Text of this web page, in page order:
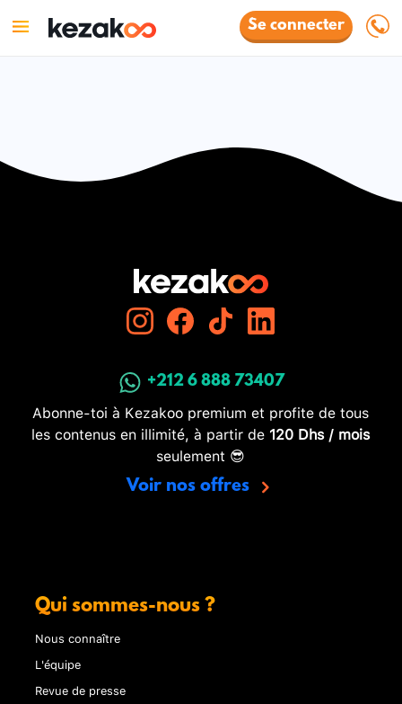
Se connecter
+212 6 888 73407
Abonne-toi à Kezakoo premium et profite de tous
les contenus en illimité, à partir de 120 Dhs / mois
seulement 😎
Voir nos offres
Qui sommes-nous ?
Nous connaître
L'équipe
Revue de presse